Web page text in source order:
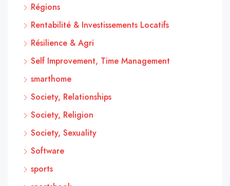
Régions
Rentabilité & Investissements Locatifs
Résilience & Agri
Self Improvement, Time Management
smarthome
Society, Relationships
Society, Religion
Society, Sexuality
Software
sports